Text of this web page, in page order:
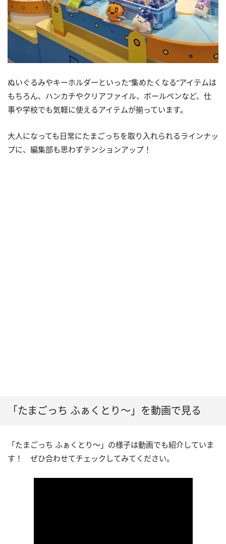
ぬいぐるみやキーホルダーといった“集めたくなる”アイテムは
もちろん、ハンカチやクリアファイル、ボールペンなど、仕
事や学校でも気軽に使えるアイテムが揃っています。
大人になっても日常にたまごっちを取り入れられるラインナッ
プに、編集部も思わずテンションアップ！
「たまごっち ふぁくとり～」を動画で見る
「たまごっち ふぁくとり～」の様子は動画でも紹介していま
す！ ぜひ合わせてチェックしてみてください。